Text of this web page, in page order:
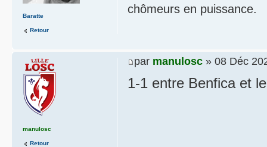
chômeurs en puissance.
Baratte
Retour
par manulosc » 08 Déc
1-1 entre Benfica et
manulosc
Retour